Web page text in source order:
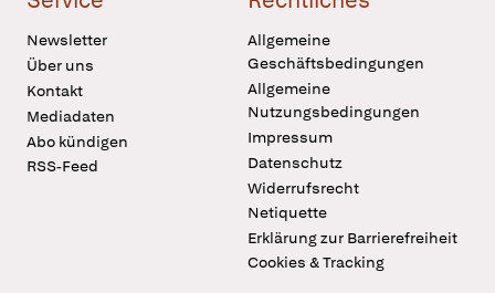
Newsletter
Über uns
Kontakt
Mediadaten
Abo kündigen
RSS-Feed
Allgemeine
Geschäftsbedingungen
Allgemeine
Nutzungsbedingungen
Impressum
Datenschutz
Widerrufsrecht
Netiquette
Erklärung zur Barrierefreiheit
Cookies & Tracking